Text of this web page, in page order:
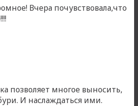
Вчера почувствовала,что
позволяет многое выносить,
И наслаждаться ими.